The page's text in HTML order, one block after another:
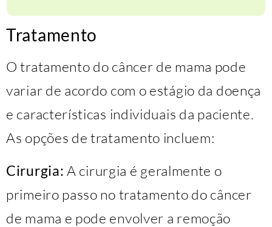
Tratamento
O tratamento do câncer de mama pode
variar de acordo com o estágio da doença
e características individuais da paciente.
As opções de tratamento incluem:
Cirurgia: A cirurgia é geralmente o
primeiro passo no tratamento do câncer
de mama e pode envolver a remoção